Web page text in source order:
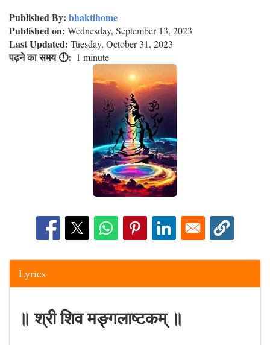
Published By: bhaktihome
Published on: Wednesday, September 13, 2023
Last Updated: Tuesday, October 31, 2023
पढ़ने का समय 🕛 1 minute
Lyrics
॥ श्री शिव मङ्गलाष्टकम् ॥